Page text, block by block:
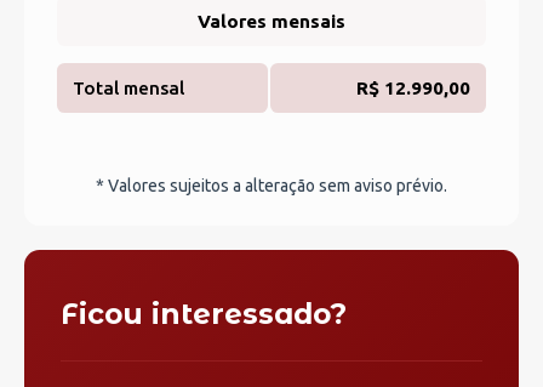
Valores mensais
Total mensal R$ 12.990,00
* Valores sujeitos a alteração sem aviso prévio.
Ficou interessado?